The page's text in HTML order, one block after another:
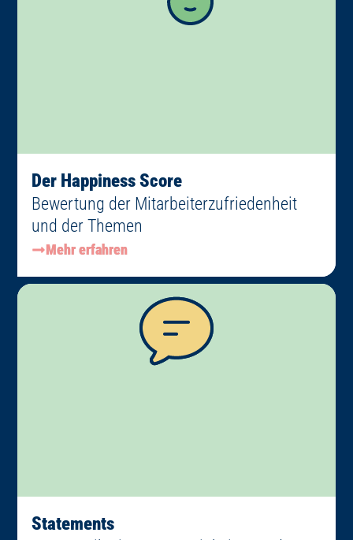
Der Happiness Score
Bewertung der Mitarbeiterzufriedenheit
und der Themen
Mehr erfahren
Statements